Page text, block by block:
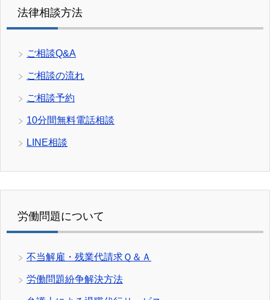
法律相談方法
ご相談Q&A
ご相談の流れ
ご相談予約
10分間無料電話相談
LINE相談
労働問題について
不当解雇・残業代請求Ｑ＆Ａ
労働問題紛争解決方法